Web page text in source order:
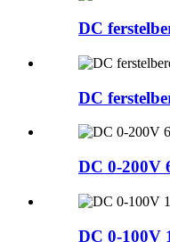
DC
DC
DC 0-200V
DC 0-100V